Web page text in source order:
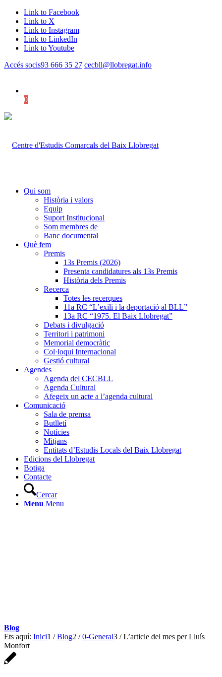
Link to Facebook
Link to X
Link to Instagram
Link to LinkedIn
Link to Youtube
Accés socis93 666 35 27 cecbll@llobregat.info
0
Qui som
Història i valors
Equip
Suport Institucional
Som membres de
Banc documental
Què fem
Premis
13s Premis (2026)
Presenta candidatures als 13s Premis
Història dels Premis
Recerca
Totes les recerques
11a RC “L’exili i la deportació al BLL”
13a RC “1975. El Baix Llobregat”
Debats i divulgació
Territori i patrimoni
Memorial democràtic
Col·loqui Internacional
Gestió cultural
Agendes
Agenda del CECBLL
Agenda Cultural
Afegeix un acte a l’agenda cultural
Comunicació
Sala de premsa
Butlletí
Notícies
Mitjans
Entitats d’Estudis Locals del Baix Llobregat
Edicions del Llobregat
Botiga
Contacte
Cercar
Menu Menu
Blog
Ets aquí: Inici1 / Blog2 / 0-General3 / L’article del mes per Lluís
Monfort